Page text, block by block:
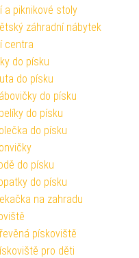
a piknikové stoly
záhradní nábytek
centra
do písku
do písku
do písku
do písku
do písku
do písku
do písku
na zahradu
pískoviště
pro děti